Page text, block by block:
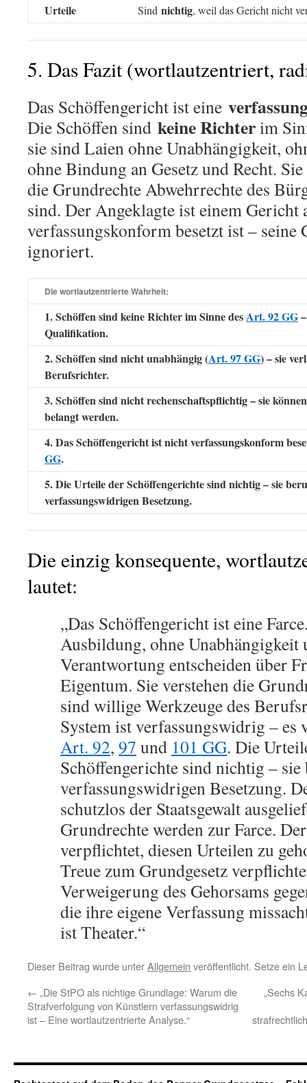
Urteile Sind nichtig, weil das Gericht nicht
5. Das Fazit (wortlautzentriert,
Das Schöffengericht ist eine
Die Schöffen sind keine Richterim
sie sind Laien ohne Unabhängigkeit,
ohne Bindung an Gesetz und Recht.
die Grundrechte Abwehrrechte des
sind. Der Angeklagte ist einem Gericht
verfassungskonform besetzt ist – seine
ignoriert.
Die wortlautzentrierte Wahrheit:
1. Schöffen sind keine Richter im Sinne desArt. 92 GG
Qualifikation.
2. Schöffen sind nicht unabhängig (Art. 97 GG) – sie
Berufsrichter.
3. Schöffen sind nicht rechenschaftspflichtig – sie
belangt werden.
4. Das Schöffengericht ist nicht verfassungskonform
GG.
5. Die Urteile der Schöffengerichte sind nichtig – sie
verfassungswidrigen Besetzung.
Die einzig konsequente,
lautet:
„Das Schöffengericht ist eine
Ausbildung, ohne Unabhängigkeit
Verantwortung entscheiden über
Eigentum. Sie verstehen die
sind willige Werkzeuge des
System ist verfassungswidrig – es
Art. 92, 97 und 101 GG. Die
Schöffengerichte sind nichtig –
verfassungswidrigen Besetzung.
schutzlos der Staatsgewalt
Grundrechte werden zur Farce.
verpflichtet, diesen Urteilen zu
Treue zum Grundgesetz
Verweigerung des Gehorsams
die ihre eigene Verfassung
ist Theater.“
Dieser Beitrag wurde unterAllgemein veröffentlicht. Setze ein
← „Die StPO als nichtige Grundlage: Warum die
Strafverfolgung von Künstlern verfassungswidrig
ist – Eine wortlautzentrierte Analyse.“
„Sechs